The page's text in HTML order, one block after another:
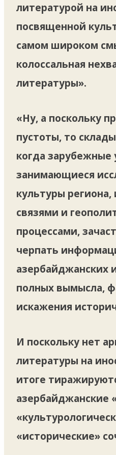
литературой на
посвященной
самом широком
колоссальная
литературы».
«Ну, а поскольку
пустоты, то
когда зарубежные
занимающиеся
культуры
связями и
процессами,
черпать
азербайджанских
полных вымысла,
искажения
И поскольку нет
литературы на
итоге
азербайджанские
«исторические»